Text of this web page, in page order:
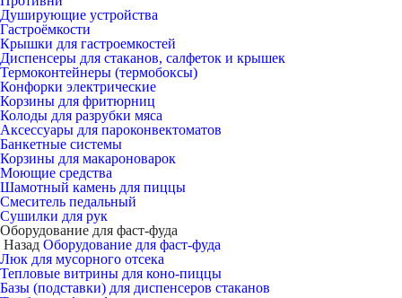
Душирующие устройства
Гастроёмкости
Крышки для гастроемкостей
Диспенсеры для стаканов, салфеток и крышек
Термоконтейнеры (термобоксы)
Конфорки электрические
Корзины для фритюрниц
Колоды для разрубки мяса
Аксессуары для пароконвектоматов
Банкетные системы
Корзины для макароноварок
Моющие средства
Шамотный камень для пиццы
Смеситель педальный
Сушилки для рук
Оборудование для фаст-фуда
Назад Оборудование для фаст-фуда
Люк для мусорного отсека
Тепловые витрины для коно-пиццы
Базы (подставки) для диспенсеров стаканов